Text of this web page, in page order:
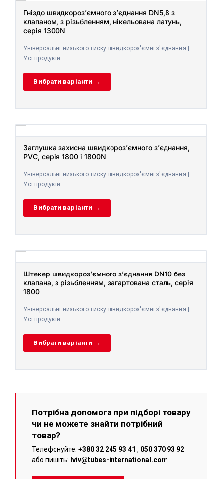
Гніздо швидкороз’ємного з’єднання DN5,8 з
клапаном, з різьбленням, нікельована латунь,
серія 1300N
Універсальні низького тиску швидкороз'ємні з'єднання |
Усі продукти
Вибрати варіанти →
Заглушка захисна швидкороз’ємного з’єднання,
PVC, серія 1800 і 1800N
Універсальні низького тиску швидкороз'ємні з'єднання |
Усі продукти
Вибрати варіанти →
Штекер швидкороз’ємного з’єднання DN10 без
клапана, з різьбленням, загартована сталь, серія
1800
Універсальні низького тиску швидкороз'ємні з'єднання |
Усі продукти
Вибрати варіанти →
Потрібна допомога при підборі товару
чи не можете знайти потрібний
товар?
Телефонуйте: +380 32 245 93 41 , 050 370 93 92
або пишіть: lviv@tubes-international.com